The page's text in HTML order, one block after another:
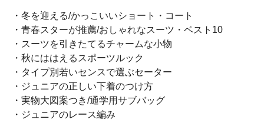
・冬を迎える/かっこいいショート・コート
・青春スターが推薦/おしゃれなスーツ・ベスト10
・スーツを引きたてるチャームな小物
・秋にははえるスポーツルック
・タイプ別若いセンスで選ぶセーター
・ジュニアの正しい下着のつけ方
・実物大図案つき/通学用サブバッグ
・ジュニアのレース編み